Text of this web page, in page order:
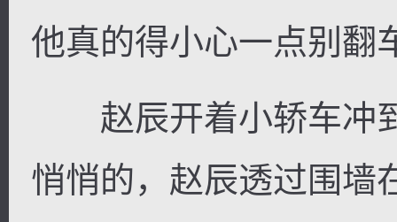
他真的得小心一点别翻
赵辰开着小轿车冲
悄悄的，赵辰透过围墙